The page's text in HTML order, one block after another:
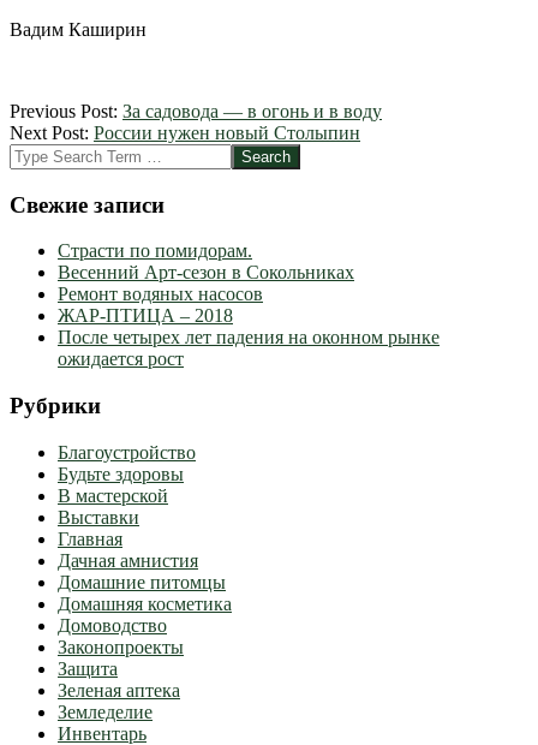
Вадим Каширин
2012-
03-
01
Previous Post: За садовода — в огонь и в воду
Next Post: России нужен новый Столыпин
Search
Свежие записи
Страсти по помидорам.
Весенний Арт-сезон в Сокольниках
Ремонт водяных насосов
ЖАР-ПТИЦА – 2018
После четырех лет падения на оконном рынке
ожидается рост
Рубрики
Благоустройство
Будьте здоровы
В мастерской
Выставки
Главная
Дачная амнистия
Домашние питомцы
Домашняя косметика
Домоводство
Законопроекты
Защита
Зеленая аптека
Земледелие
Инвентарь